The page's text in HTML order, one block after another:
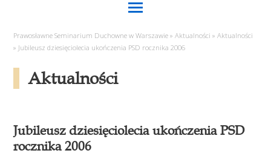
Prawosławne Seminarium Duchowne w Warszawie »Aktualności »Aktualności
» Jubileusz dziesięciolecia ukończenia PSD rocznika 2006
Aktualności
Jubileusz dziesięciolecia ukończenia PSD
rocznika 2006